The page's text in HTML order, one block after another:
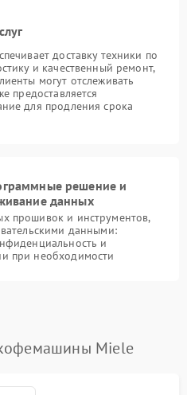
доставку техники по
и качественный ремонт,
могут отслеживать
предоставляется
для продления срока
решение и
данных
прошивок и инструментов,
данными:
и
при необходимости
Miele